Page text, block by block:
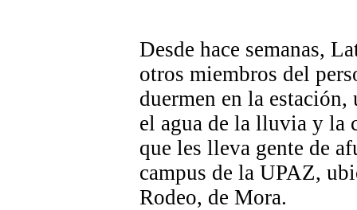
Desde hace semanas,
otros miembros del
duermen en la
el agua de la lluvia y la
que les lleva gente de
campus de la UPAZ,
Rodeo, de Mora.